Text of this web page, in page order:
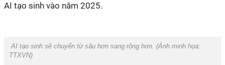
AI tạo sinh vào năm 2025.
AI tạo sinh sẽ chuyển từ sâu hơn sang rộng hơn. (Ảnh minh họa:
TTXVN)